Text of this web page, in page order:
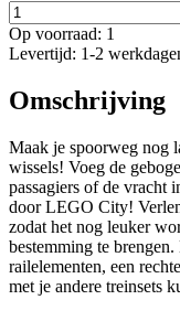
Op voorraad: 1
Levertijd: 1-2
Omschrijving
Maak je spoorweg nog
wissels! Voeg de
passagiers of de vracht
door LEGO City!
zodat het nog leuker
bestemming te
railelementen, een
met je andere treinsets